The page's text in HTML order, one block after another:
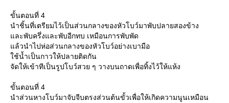
ขั้นตอนที่ 4
นำชิ้นที่เตรียมไว้เป็นส่วนกลางของหัวโบว์มาพับปลายสองข้าง
ละพับครึ่งและพับอีกทบ เหมือนการพับพัด
ล้วนำไปห่อส่วนกลางของหัวโบว์อย่างเบามือ
ช้น้ำเป็นกาวให้ปลายติดกัน
จัดให้เข้าทีเป็นรูปโบว์สวย ๆ วางบนถาดเพื่อทิ้งไว้ให้แห้ง
ขั้นตอนที่ 4
นำส่วนหางโบว์มาจับจีบตรงส่วนต้นขั้วเพื่อให้เกิดความนูนเหมือน